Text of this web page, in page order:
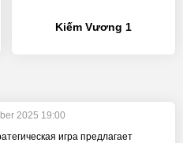
Kiếm Vương 1
2025 19:00
игра предлагает